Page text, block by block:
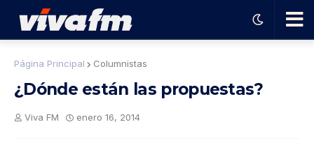
Ha
Página Principal Columnistas
¿Dónde están las propuestas?
Viva FM enero 16, 2014